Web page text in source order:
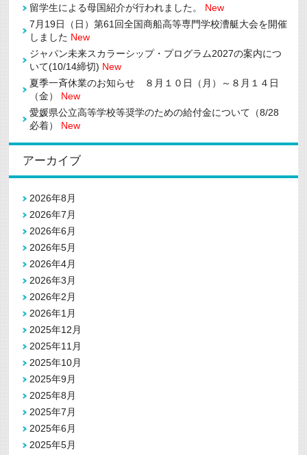
留学生による母国紹介が行われました。 New
7月19日（日）第61回全国商船高等専門学校漕艇大会を開催
しました New
ジャパン未来スカラーシップ・プログラム2027の案内につ
いて(10/14締切) New
夏季一斉休業のお知らせ ８月１０日（月）～８月１４日
（金） New
愛媛県公立高等学校等奨学のための給付金について（8/28
必着） New
アーカイブ
2026年8月
2026年7月
2026年6月
2026年5月
2026年4月
2026年3月
2026年2月
2026年1月
2025年12月
2025年11月
2025年10月
2025年9月
2025年8月
2025年7月
2025年6月
2025年5月